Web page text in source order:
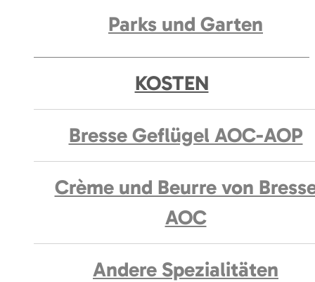
Parks und Garten
KOSTEN
Bresse Geflügel AOC-AOP
Crème und Beurre von
AOC
Andere Spezialitäten